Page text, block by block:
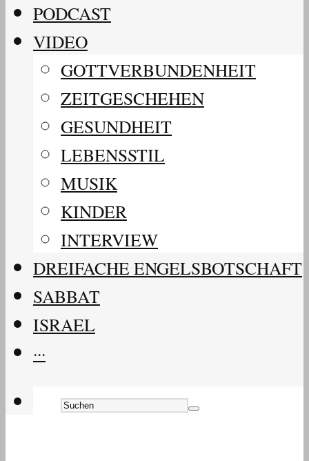
PODCAST
VIDEO
GOTTVERBUNDENHEIT
ZEITGESCHEHEN
GESUNDHEIT
LEBENSSTIL
MUSIK
KINDER
INTERVIEW
DREIFACHE ENGELSBOTSCHAFT
SABBAT
ISRAEL
···